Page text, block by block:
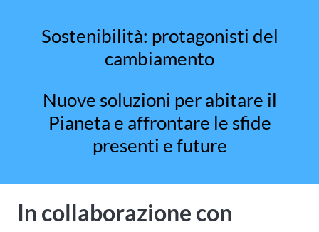
Sostenibilità: protagonisti del
cambiamento
Nuove soluzioni per abitare il
Pianeta e affrontare le sfide
presenti e future
In collaborazione con